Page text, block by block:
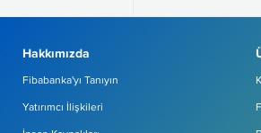
Hakkımızda
Fibabanka'yı Tanıyın
Yatırımcı İlişkileri